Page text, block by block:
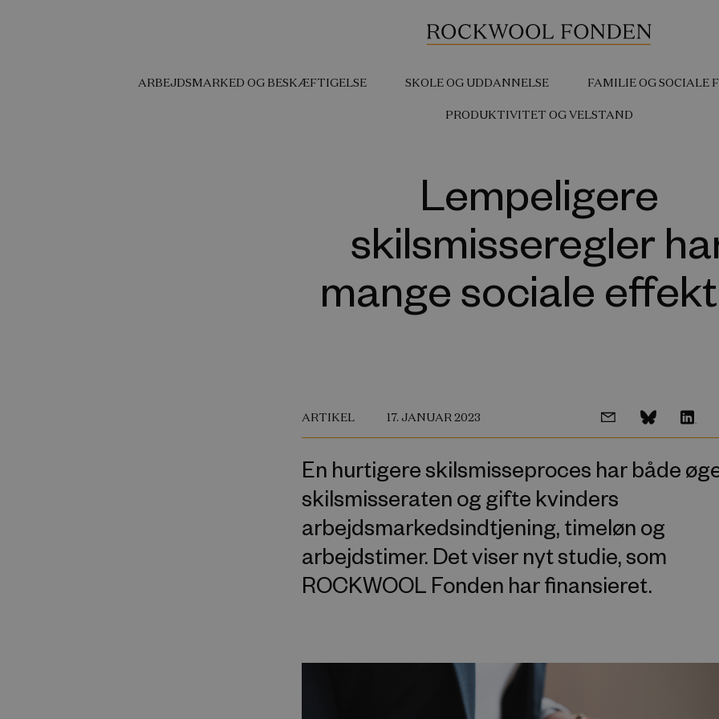
ARBEJDSMARKED OG BESKÆFTIGELSE SKOLE OG UDDANNELSE FAMILIE OG SOCIALE
PRODUKTIVITET OG VELSTAND
Lempeligere
skilsmisseregler
mange sociale
ARTIKEL 17. JANUAR 2023
En hurtigere skilsmisseproces har både
skilsmisseraten og gifte kvinders
arbejdsmarkedsindtjening, timeløn og
arbejdstimer. Det viser nyt studie, som
ROCKWOOL Fonden har finansieret.